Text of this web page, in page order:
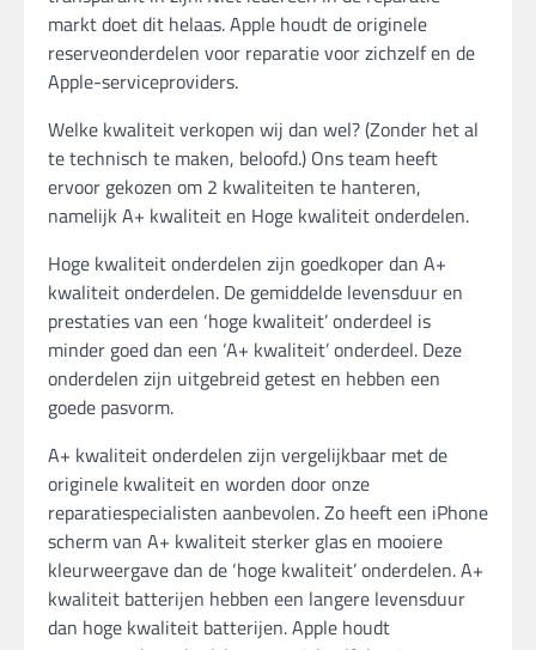
markt doet dit helaas. Apple houdt de originele
reserveonderdelen voor reparatie voor zichzelf en de
Apple-serviceproviders.
Welke kwaliteit verkopen wij dan wel? (Zonder het al
te technisch te maken, beloofd.) Ons team heeft
ervoor gekozen om 2 kwaliteiten te hanteren,
namelijk A+ kwaliteit en Hoge kwaliteit onderdelen.
Hoge kwaliteit onderdelen zijn goedkoper dan A+
kwaliteit onderdelen. De gemiddelde levensduur en
prestaties van een ‘hoge kwaliteit’ onderdeel is
minder goed dan een ‘A+ kwaliteit’ onderdeel. Deze
onderdelen zijn uitgebreid getest en hebben een
goede pasvorm.
A+ kwaliteit onderdelen zijn vergelijkbaar met de
originele kwaliteit en worden door onze
reparatiespecialisten aanbevolen. Zo heeft een iPhone
scherm van A+ kwaliteit sterker glas en mooiere
kleurweergave dan de ‘hoge kwaliteit’ onderdelen. A+
kwaliteit batterijen hebben een langere levensduur
dan hoge kwaliteit batterijen. Apple houdt